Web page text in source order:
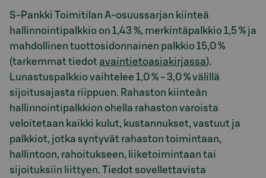
S-Pankki Toimitilan A-osuussarjan kiinteä
hallinnointipalkkio on 1,43 %, merkintäpalkkio 1,5 % ja
mahdollinen tuottosidonnainen palkkio 15,0 %
(tarkemmat tiedot avaintietoasiakirjassa).
Lunastuspalkkio vaihtelee 1,0 % - 3,0 % välillä
sijoitusajasta riippuen. Rahaston kiinteän
hallinnointipalkkion ohella rahaston varoista
veloitetaan kaikki kulut, kustannukset, vastuut ja
palkkiot, jotka syntyvät rahaston toimintaan,
hallintoon, rahoitukseen, liiketoimintaan tai
sijoituksiin liittyen. Tiedot sovellettavista